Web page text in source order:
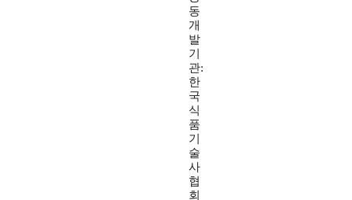
동
개
발
기
관:
한
국
식
품
기
술
사
협
회